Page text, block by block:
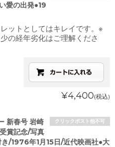
愛の出発●19
ットとしてはキレイです。※
の経年劣化はご理解くださ
¥4,400(税込)
クリックポスト他不可
新春号 岩崎
賞記念/写真
/1976年1月15日/近代映画社●大